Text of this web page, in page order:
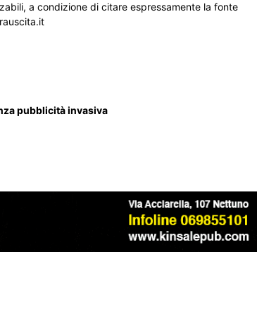
a condizione di citare espressamente la fonte
pubblicità invasiva